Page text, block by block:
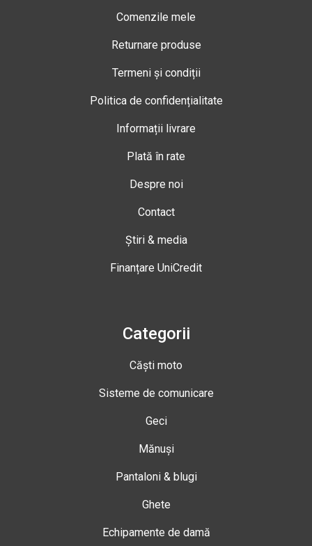
Comenzile mele
Returnare produse
Termeni și condiții
Politica de confidențialitate
Informații livrare
Plată în rate
Despre noi
Contact
Știri & media
Finanțare UniCredit
Categorii
Căști moto
Sisteme de comunicare
Geci
Mănuși
Pantaloni & blugi
Ghete
Echipamente de damă